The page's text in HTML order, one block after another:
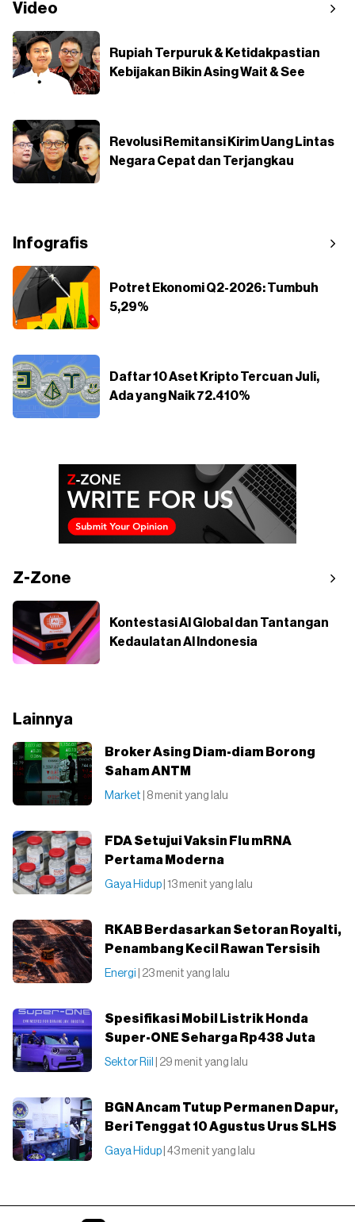
Video
Rupiah Terpuruk & Ketidakpastian
Kebijakan Bikin Asing Wait & See
Revolusi Remitansi Kirim Uang Lintas
Negara Cepat dan Terjangkau
Infografis
Potret Ekonomi Q2-2026: Tumbuh
5,29%
Daftar 10 Aset Kripto Tercuan Juli,
Ada yang Naik 72.410%
Z-Zone
Kontestasi AI Global dan Tantangan
Kedaulatan AI Indonesia
Lainnya
Broker Asing Diam-diam Borong
Saham ANTM
Market | 8 menit yang lalu
FDA Setujui Vaksin Flu mRNA
Pertama Moderna
Gaya Hidup | 13 menit yang lalu
RKAB Berdasarkan Setoran Royalti,
Penambang Kecil Rawan Tersisih
Energi | 23 menit yang lalu
Spesifikasi Mobil Listrik Honda
Super-ONE Seharga Rp438 Juta
Sektor Riil | 29 menit yang lalu
BGN Ancam Tutup Permanen Dapur,
Beri Tenggat 10 Agustus Urus SLHS
Gaya Hidup | 43 menit yang lalu